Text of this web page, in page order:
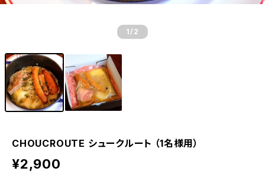
1 /2
CHOUCROUTE シュークルート （1名様用）
¥2,900